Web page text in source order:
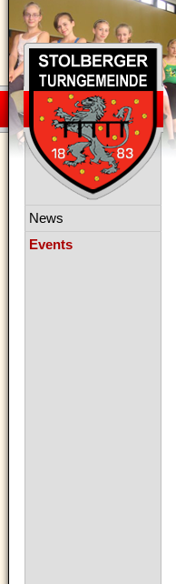
Navigation
News
Events